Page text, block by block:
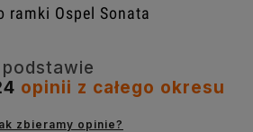
ramki Ospel Sonata
podstawie
opinii z całego okresu
zbieramy opinie?